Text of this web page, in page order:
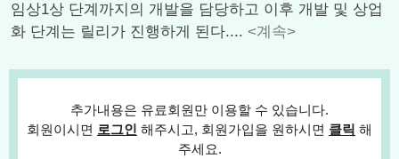
임상1상 단계까지의 개발을 담당하고 이후 개발 및 상업
화 단계는 릴리가 진행하게 된다.... <계속>
추가내용은 유료회원만 이용할 수 있습니다.
회원이시면 로그인 해주시고, 회원가입을 원하시면 클릭 해
주세요.